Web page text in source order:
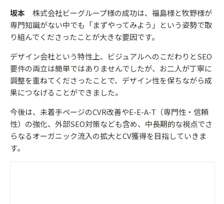
坂本 株式会社ビーグループ様の成功は、福島様と牧野様が
専門知識がない中でも「まずやってみよう」という姿勢で取
り組んでくださったことが大きな要因です。
デザイン会社という特性上、ビジュアルへのこだわりとSEO
要件の両立は簡単ではありませんでしたが、お二人が丁寧に
調整を重ねてくださったことで、デザイン性を保ちながら成
果につなげることができました。
今後は、未着手ページのCVR改善やE-E-A-T（専門性・信頼
性）の強化、外部SEO対策なども含め、中長期的な視点でさ
らなるオーガニック流入の拡大とCV獲得を目指していきま
す。